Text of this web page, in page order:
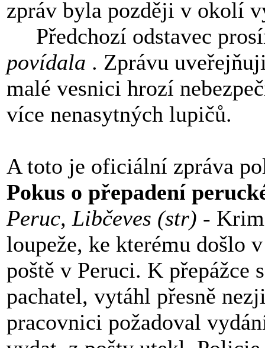
zpráv byla později v okolí
Předchozí odstavec
povídala . Zprávu
malé vesnici hrozí
více nenasytných lupičů.
A toto je oficiální zpráva
Pokus o přepadení
Peruc, Libčeves (str) -
loupeže, ke kterému došlo
poště v Peruci. K přepážce
pachatel, vytáhl přesně
pracovnici požadoval